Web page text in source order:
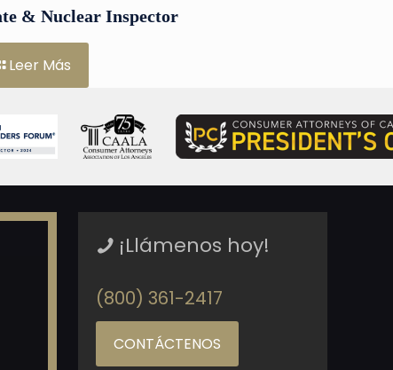
& Nuclear Inspector
Leer Más
¡Llámenos hoy!
(800) 361-2417
CONTÁCTENOS